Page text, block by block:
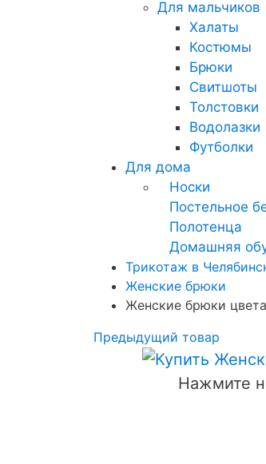
Для мальчиков
Халаты
Костюмы
Брюки
Свитшоты
Толстовки
Водолазки
Футболки
Для дома
Носки
Постельное
Полотенца
Домашняя
Трикотаж в
Женские брюки
Женские брюки
Предыдущий товар
Нажмите